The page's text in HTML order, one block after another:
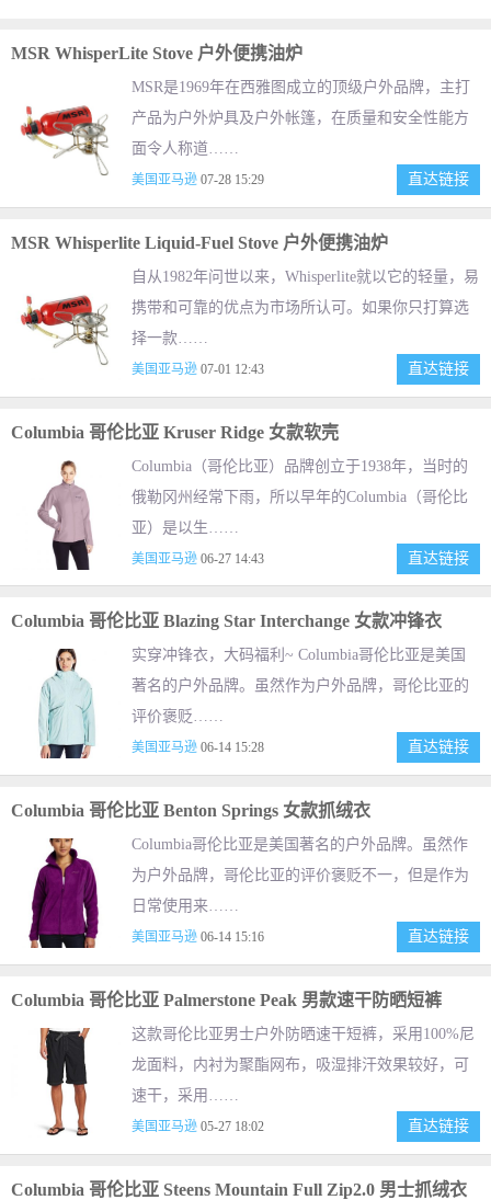
MSR WhisperLite Stove 户外便携油炉
MSR是1969年在西雅图成立的顶级户外品牌，主打
产品为户外炉具及户外帐篷，在质量和安全性能方
面令人称道……
美国亚马逊 07-28 15:29 直达链接
MSR Whisperlite Liquid-Fuel Stove 户外便携油炉
自从1982年问世以来，Whisperlite就以它的轻量，易
携带和可靠的优点为市场所认可。如果你只打算选
择一款……
美国亚马逊 07-01 12:43 直达链接
Columbia 哥伦比亚 Kruser Ridge 女款软壳
Columbia（哥伦比亚）品牌创立于1938年，当时的
俄勒冈州经常下雨，所以早年的Columbia（哥伦比
亚）是以生……
美国亚马逊 06-27 14:43 直达链接
Columbia 哥伦比亚 Blazing Star Interchange 女款冲锋衣
实穿冲锋衣，大码福利~ Columbia哥伦比亚是美国
著名的户外品牌。虽然作为户外品牌，哥伦比亚的
评价褒贬……
美国亚马逊 06-14 15:28 直达链接
Columbia 哥伦比亚 Benton Springs 女款抓绒衣
Columbia哥伦比亚是美国著名的户外品牌。虽然作
为户外品牌，哥伦比亚的评价褒贬不一，但是作为
日常使用来……
美国亚马逊 06-14 15:16 直达链接
Columbia 哥伦比亚 Palmerstone Peak 男款速干防晒短裤
这款哥伦比亚男士户外防晒速干短裤，采用100%尼
龙面料，内衬为聚酯网布，吸湿排汗效果较好，可
速干，采用……
美国亚马逊 05-27 18:02 直达链接
Columbia 哥伦比亚 Steens Mountain Full Zip2.0 男士抓绒衣